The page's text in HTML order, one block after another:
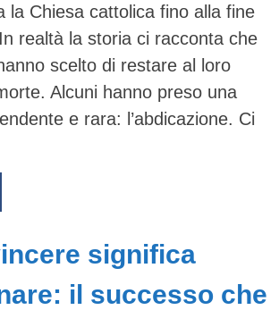
la Chiesa cattolica fino alla fine
realtà la storia ci racconta che
scelto di restare al loro
Alcuni hanno preso una
e rara: l’abdicazione. Ci
significa
il successo che